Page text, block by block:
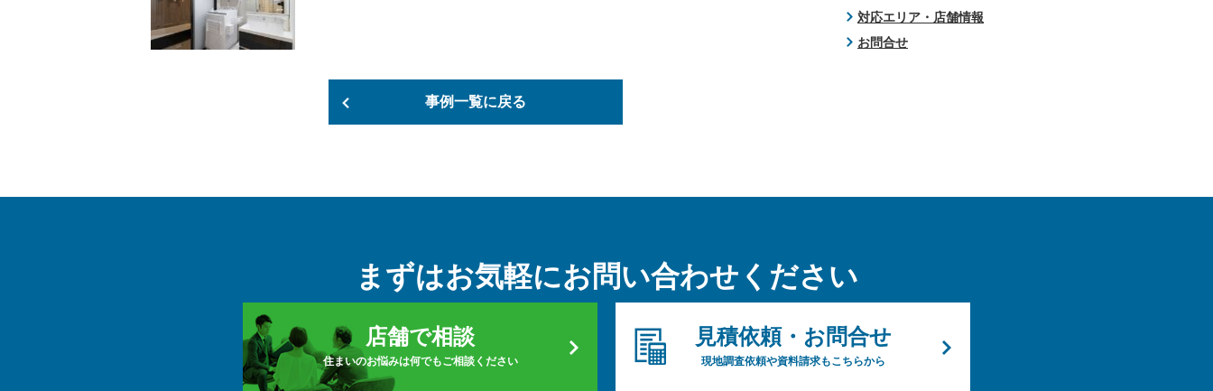
事例一覧に戻る
対応エリア・店舗情報
お問合せ
まずはお気軽にお問い合わせください
店舗で相談
住まいのお悩みは何でもご相談ください
見積依頼・お問合せ
現地調査依頼や資料請求もこちらから